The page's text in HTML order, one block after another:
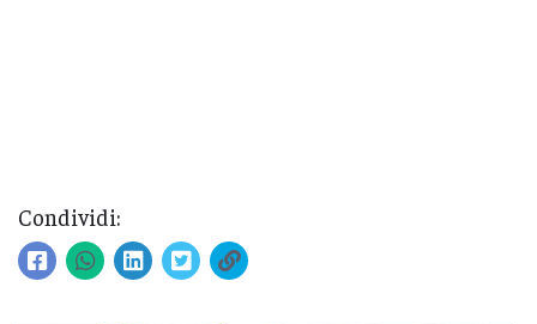
Condividi: